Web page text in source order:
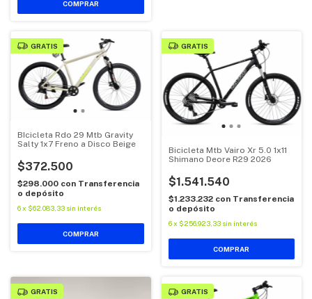
COMPRAR
GRATIS
BIcicleta Rdo 29 Mtb Gravity
Salty 1x7 Freno a Disco Beige
$372.500
$298.000 con Transferencia
o depósito
6x $62.083,33 sin interés
COMPRAR
GRATIS
Bicicleta Mtb Vairo Xr 5.0 1x11
Shimano Deore R29 2026
$1.541.540
$1.233.232 con Transferencia
o depósito
6 x $256.923,33 sin interés
COMPRAR
GRATIS GRATIS